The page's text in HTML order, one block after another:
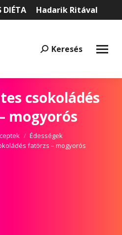
DIÉTA Hadarik Ritával
Keresés:
Keresés
csokoládés
mogyorós
Édességek
fatörzs – mogyorós